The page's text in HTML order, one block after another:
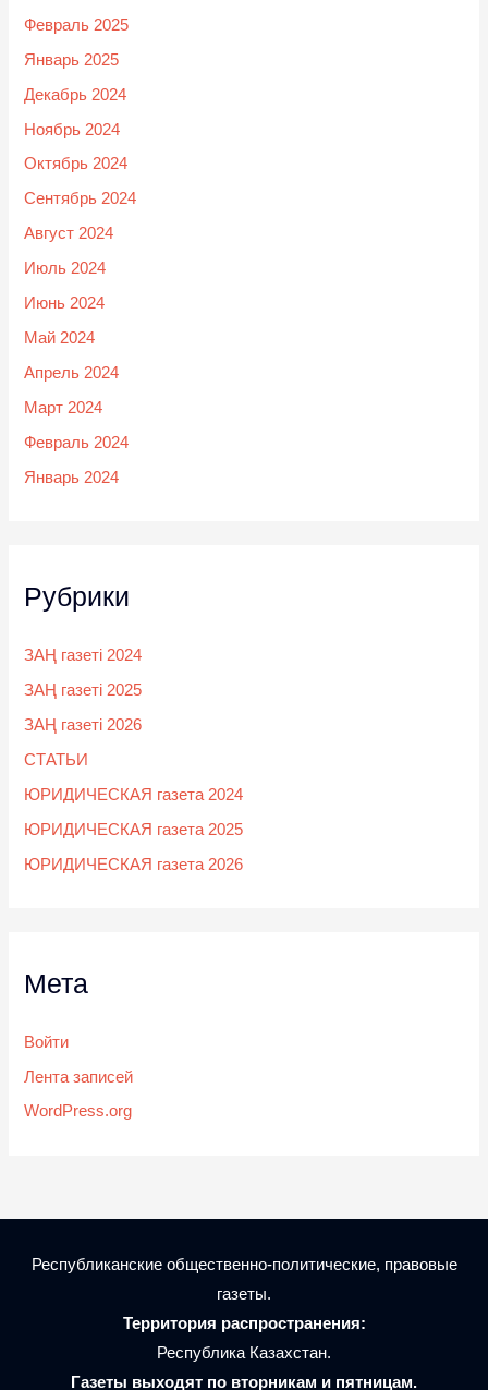
Февраль 2025
Январь 2025
Декабрь 2024
Ноябрь 2024
Октябрь 2024
Сентябрь 2024
Август 2024
Июль 2024
Июнь 2024
Май 2024
Апрель 2024
Март 2024
Февраль 2024
Январь 2024
Рубрики
ЗАҢ газеті 2024
ЗАҢ газеті 2025
ЗАҢ газеті 2026
СТАТЬИ
ЮРИДИЧЕСКАЯ газета 2024
ЮРИДИЧЕСКАЯ газета 2025
ЮРИДИЧЕСКАЯ газета 2026
Мета
Войти
Лента записей
WordPress.org
Республиканские общественно-политические, правовые
газеты.
Территория распространения:
Республика Казахстан.
Газеты выходят по вторникам и пятницам.